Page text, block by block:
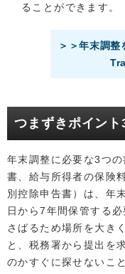
ることができます。
＞＞年末調
つまずきポイン
年末調整に必要な3つ
書、給与所得者の保険
別控除申告書）は、年
日から7年間保管する
さばるため場所を大き
と、税務署から提出を
のかすぐに探せないこ